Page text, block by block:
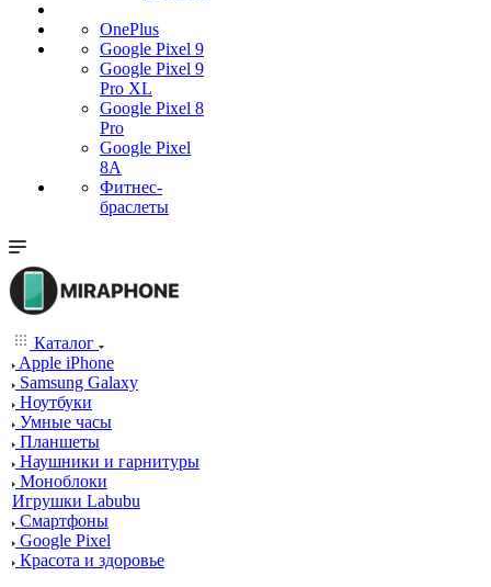
OnePlus
Google Pixel 9
Google Pixel 9
Pro XL
Google Pixel 8
Pro
Google Pixel
8A
Фитнес-
браслеты
Каталог
Apple iPhone
Samsung Galaxy
Ноутбуки
Умные часы
Планшеты
Наушники и гарнитуры
Моноблоки
Игрушки Labubu
Смартфоны
Google Pixel
Красота и здоровье